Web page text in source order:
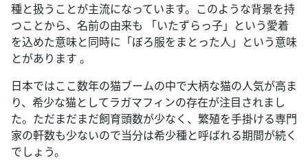
種と扱うことが主流になっています。このような背景を持
つことから、名前の由来も 「いたずらっ子」という愛着
を込めた意味と同時に「ぼろ服をまとった人」という意味
とがあります 。
日本ではここ数年の猫ブームの中で大柄な猫の人気が高ま
り、希少な猫としてラガマフィンの存在が注目されまし
た。ただまだまだ飼育頭数が少なく、繁殖を手掛ける専門
家の軒数も少ないので当分は希少種と呼ばれる期間が続く
でしょう。